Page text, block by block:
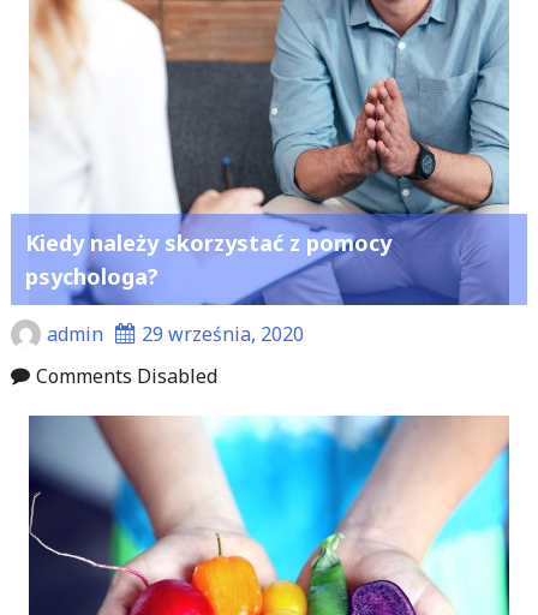
Kiedy należy skorzystać z pomocy
psychologa?
admin
29 września, 2020
Comments Disabled